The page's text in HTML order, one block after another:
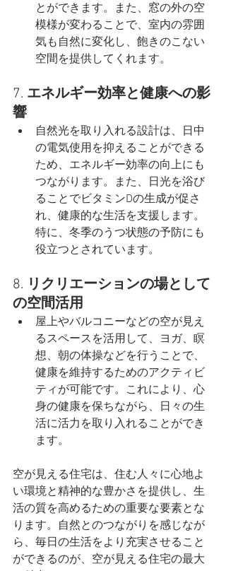
とができます。また、窓の外の空
模様が変わることで、室内の雰囲
気も自然に変化し、飽きのこない
空間を提供してくれます。
7. エネルギー効率と健康への影
響
自然光を取り入れる設計は、日中
の電気使用を抑えることができる
ため、エネルギー効率の向上にも
つながります。また、日光を浴び
ることでビタミンDの生成が促さ
れ、健康的な生活を支援します。
特に、冬季のうつ状態の予防にも
役立つとされています。
8. リクリエーションの場として
の空間活用
屋上やバルコニーなどの空が見え
るスペースを活用して、ヨガ、瞑
想、朝の体操などを行うことで、
健康を維持するためのアクティビ
ティが可能です。これにより、心
身の健康を保ちながら、日々の生
活に活力を取り入れることができ
ます。
空が見える住宅は、住む人々に心地よ
い環境と精神的な豊かさを提供し、生
活の質を高めるための重要な要素とな
ります。自然とのつながりを感じなが
ら、毎日の生活をより充実させること
ができるのが、空が見える住宅の最大